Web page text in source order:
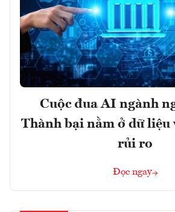
Cuộc đua AI ngành
Thành bại nằm ở dữ liệu
rủi ro
Đọc ngay